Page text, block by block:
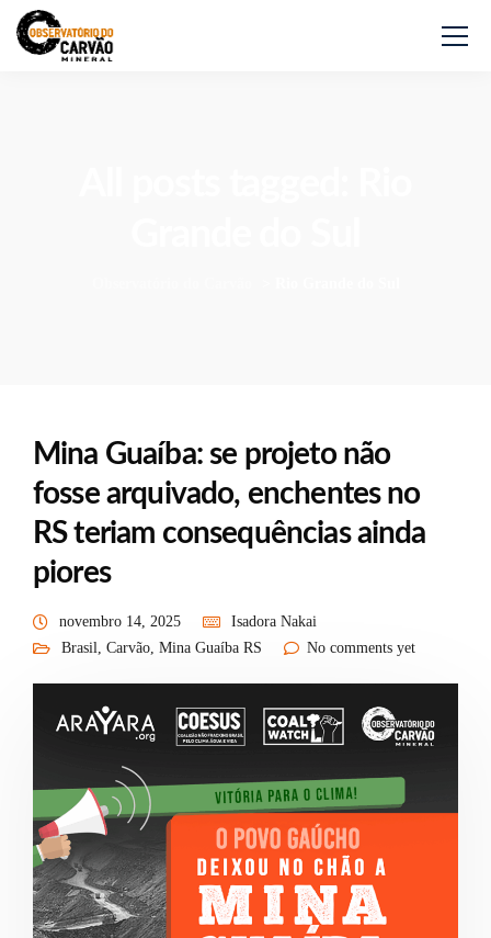
Mina Guaíba: se projeto não
fosse arquivado, enchentes no
RS teriam consequências ainda
piores
novembro 14, 2025
Isadora Nakai
Brasil, Carvão, Mina Guaíba RS No comments yet